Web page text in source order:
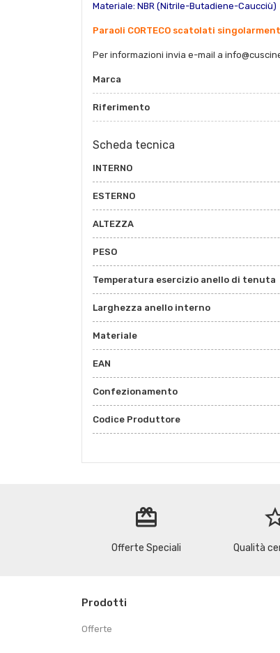
Materiale: NBR (Nitrile-Butadiene-Caucciù)
Paraoli CORTECO scatolati
Per informazioni invia e-mail a
Marca
Riferimento
Scheda tecnica
INTERNO
ESTERNO
ALTEZZA
PESO
Temperatura esercizio anello di tenuta
Larghezza anello interno
Materiale
EAN
Confezionamento
Codice Produttore
redeem
Offerte Speciali Qualità
Prodotti
Offerte